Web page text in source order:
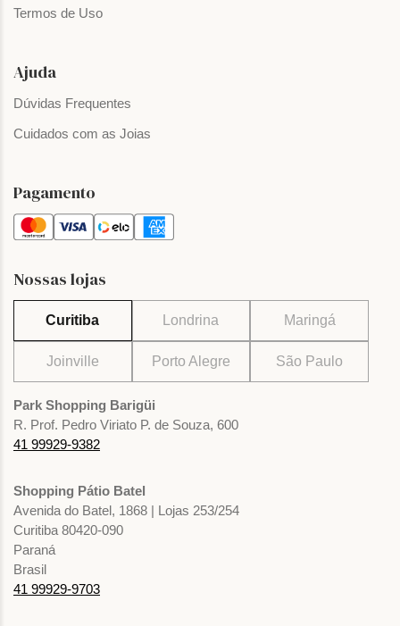
Termos de Uso
Ajuda
Dúvidas Frequentes
Cuidados com as Joias
Pagamento
Nossas lojas
Curitiba Londrina Maringá
Joinville Porto Alegre São Paulo
Park Shopping Barigüi
R. Prof. Pedro Viriato P. de Souza, 600
41 99929-9382
Shopping Pátio Batel
Avenida do Batel, 1868 | Lojas 253/254
Curitiba 80420-090
Paraná
Brasil
41 99929-9703